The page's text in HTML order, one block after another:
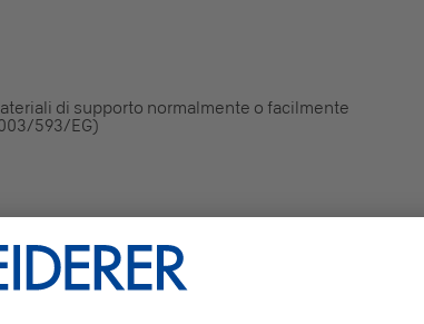
di supporto normalmente o facilmente
593/EG)
h per il design di interni – Metodologia di